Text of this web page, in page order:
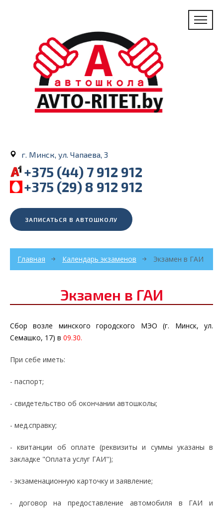
г. Минск, ул. Чапаева, 3
+375 (44) 7 912 912
+375 (29) 8 912 912
ЗАПИСАТЬСЯ В АВТОШКОЛУ
Главная Календарь экзаменов Экзамен в ГАИ
Экзамен в ГАИ
Сбор возле минского городского МЭО (г. Минск, ул.
Семашко, 17) в 09.30.
При себе иметь:
- паспорт;
- свидетельство об окончании автошколы;
- мед.справку;
- квитанции об оплате (реквизиты и суммы указаны в
закладке "Оплата услуг ГАИ");
- экзаменационную карточку и заявление;
- договор на предоставление автомобиля в ГАИ и